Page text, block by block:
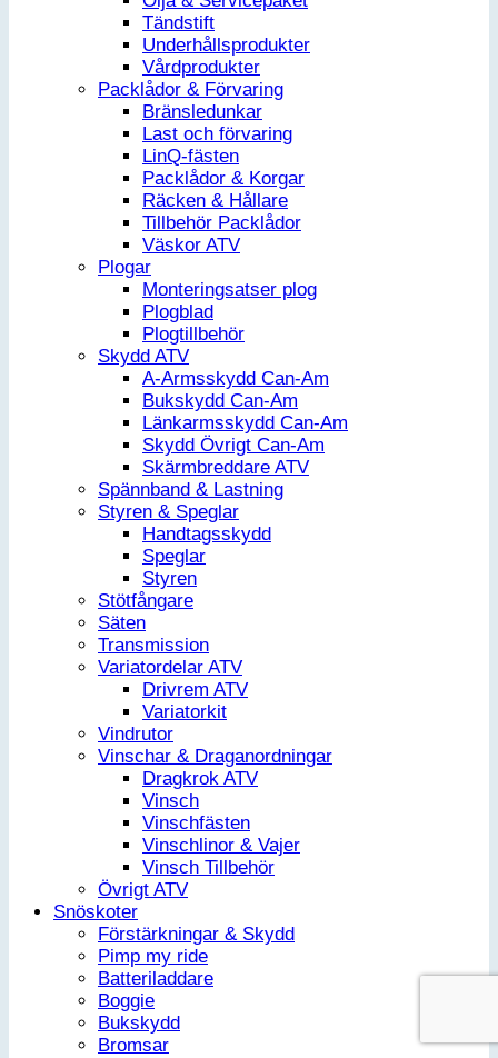
Tändstift
Underhållsprodukter
Vårdprodukter
Packlådor & Förvaring
Bränsledunkar
Last och förvaring
LinQ-fästen
Packlådor & Korgar
Räcken & Hållare
Tillbehör Packlådor
Väskor ATV
Plogar
Monteringsatser plog
Plogblad
Plogtillbehör
Skydd ATV
A-Armsskydd Can-Am
Bukskydd Can-Am
Länkarmsskydd Can-Am
Skydd Övrigt Can-Am
Skärmbreddare ATV
Spännband & Lastning
Styren & Speglar
Handtagsskydd
Speglar
Styren
Stötfångare
Säten
Transmission
Variatordelar ATV
Drivrem ATV
Variatorkit
Vindrutor
Vinschar & Draganordningar
Dragkrok ATV
Vinsch
Vinschfästen
Vinschlinor & Vajer
Vinsch Tillbehör
Övrigt ATV
Snöskoter
Förstärkningar & Skydd
Pimp my ride
Batteriladdare
Boggie
Bukskydd
Bromsar